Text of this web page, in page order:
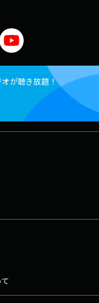
が聴き放題！